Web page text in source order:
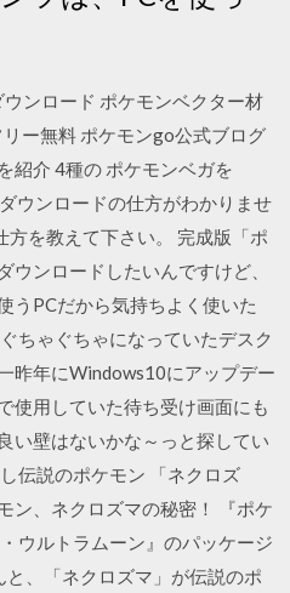
ンロード ポケモンベクター材
ー無料 ポケモンgo公式ブログ
紹介 4種の ポケモンベガを
ウンロードの仕方がわかりませ
方を教えて下さい。 完成版「ポ
ンロードしたいんですけど、
うPCだから気持ちよく使いた
ちゃぐちゃになっていたデスク
昨年にWindows10にアップデー
使用していた待ち受け画面にも
い壁はないかな～っと探してい
伝説のポケモン 「ネクロズ
ン、ネクロズマの秘密！ 『ポケ
ウルトラムーン』のパッケージ
、「ネクロズマ」が伝説のポ